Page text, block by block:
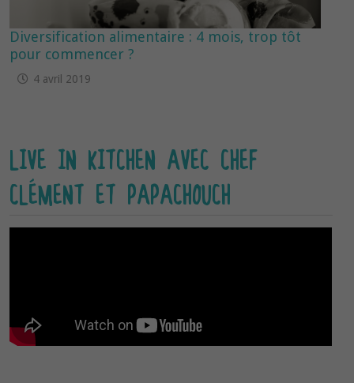
Diversification alimentaire : 4 mois, trop tôt
pour commencer ?
4 avril 2019
LIVE IN KITCHEN AVEC CHEF
CLÉMENT ET PAPACHOUCH